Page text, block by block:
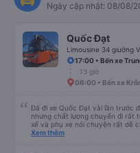
Ngày cập nhật: 08/08/
Quốc Đạt
Limousine 34 giường
17:00 • Bến xe
13 giờ
06:00 • Bến xe
Đã đi xe Quốc Đạt vài lần trước
nhưng chất lượng chuyến đi rất
xế và phụ xe nói chuyện rất dễ
chuyển tới tận nhà. 10đ cho
Xem thêm